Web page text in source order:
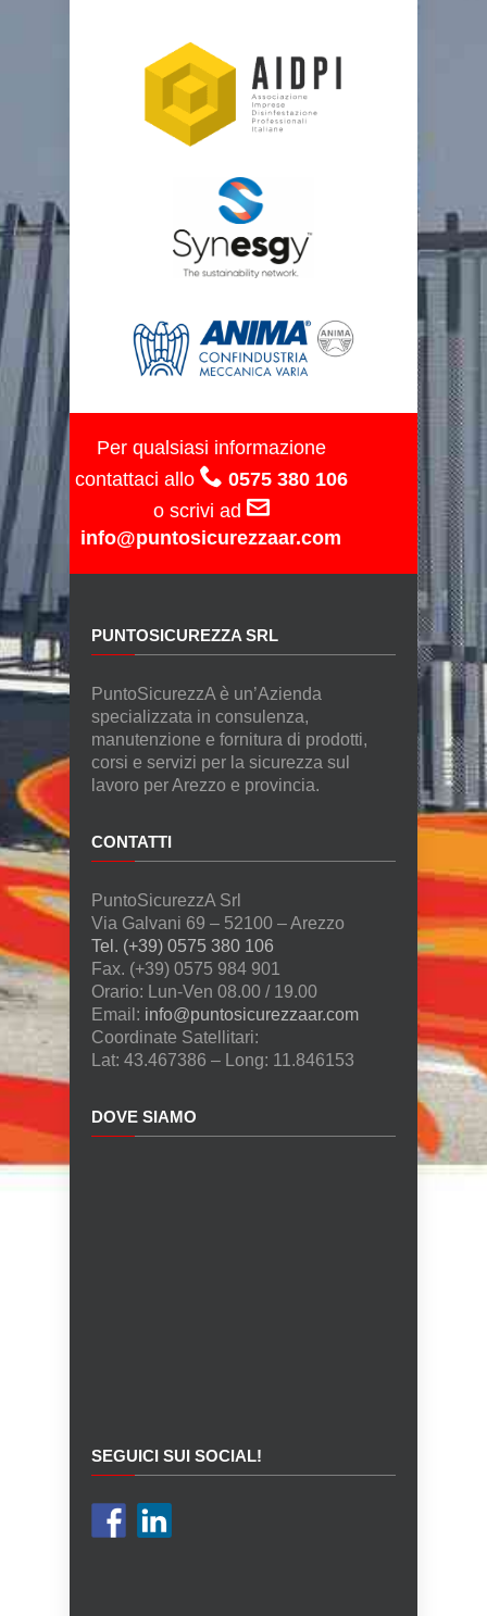
Per qualsiasi informazione
contattaci allo
0575 380 106
o scrivi ad
info@puntosicurezzaar.com
PUNTOSICUREZZA SRL
PuntoSicurezzA è un’Azienda
specializzata in consulenza,
manutenzione e fornitura di prodotti,
corsi e servizi per la sicurezza sul
lavoro per Arezzo e provincia.
CONTATTI
PuntoSicurezzA Srl
Via Galvani 69 – 52100 – Arezzo
Tel. (+39) 0575 380 106
Fax. (+39) 0575 984 901
Orario: Lun-Ven 08.00 / 19.00
Email: info@puntosicurezzaar.com
Coordinate Satellitari:
Lat: 43.467386 – Long: 11.846153
DOVE SIAMO
SEGUICI SUI SOCIAL!